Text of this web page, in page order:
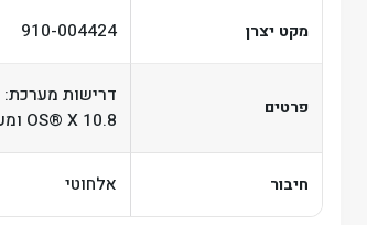
מקט יצרן 910-004424
פרטים
OS® X 10.8 ומעלה , Chrome OS™ , Linux® kernel 2.6+
חיבור אלחוטי